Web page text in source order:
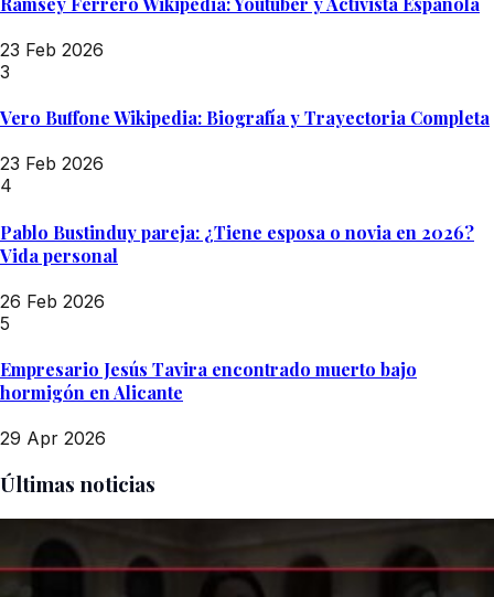
23 Feb 2026
3
Vero Buffone Wikipedia: Biografía y Trayectoria Completa
23 Feb 2026
4
Pablo Bustinduy pareja: ¿Tiene esposa o novia en 2026?
Vida personal
26 Feb 2026
5
Empresario Jesús Tavira encontrado muerto bajo
hormigón en Alicante
29 Apr 2026
Últimas noticias